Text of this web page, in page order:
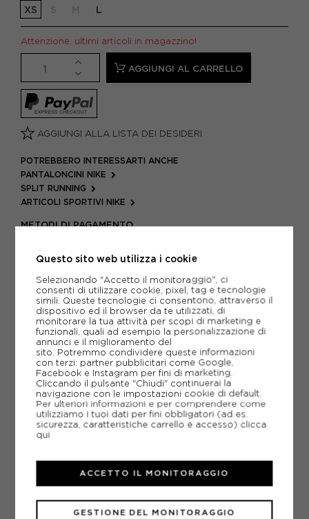
XS L
Attenzione: ultimi articoli in magazzino!
AGGIUNGI AL CARRELLO
AGGIUNGI ALLA LISTA DEI DESIDERI
POTREBBERO INTERESSARTI ANCHE
PANTALONCINI NIKE
SPLIT RUNNING
ARTICOLI SPORTIVI NIKE
METODI DI PAGAMENTO
PIÙ INFORMAZIONI
SCHEDA TECNICA
GUIDA ALLE TAGLIE
CONSIGLIATI DA NOI
Questo sito web utilizza i cookie
Selezionando "Accetto il monitoraggio", ci
consenti di utilizzare cookie, pixel, tag e tecnologie
simili. Queste tecnologie ci consentono, attraverso il
dispositivo ed il browser da te utilizzati, di
monitorare la tua attività per scopi di marketing e
funzionali, quali ad esempio la personalizzazione di
annunci e il miglioramento del
sito. Potremmo condividere queste informazioni
con terzi: partner pubblicitari come Google,
Facebook e Instagram per fini di marketing.
Cliccando il pulsante "Chiudi" continuerai la
navigazione con le impostazioni cookie di default.
Per ulteriori informazioni e per comprendere come
utilizziamo i tuoi dati per fini obbligatori (ad es.
sicurezza, caratteristiche carrello e accesso) clicca
qui
GESTIONE DEL MONITORAGGIO
ACCETTO IL MONITORAGGIO